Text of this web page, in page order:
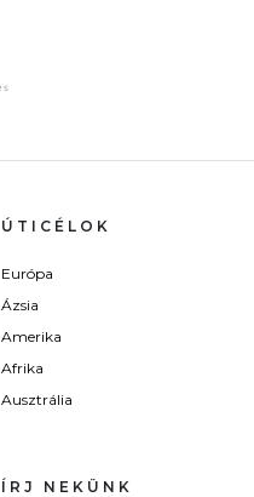
ÚTICÉLOK
Európa
Ázsia
Amerika
Afrika
Ausztrália
ÍRJ NEKÜNK